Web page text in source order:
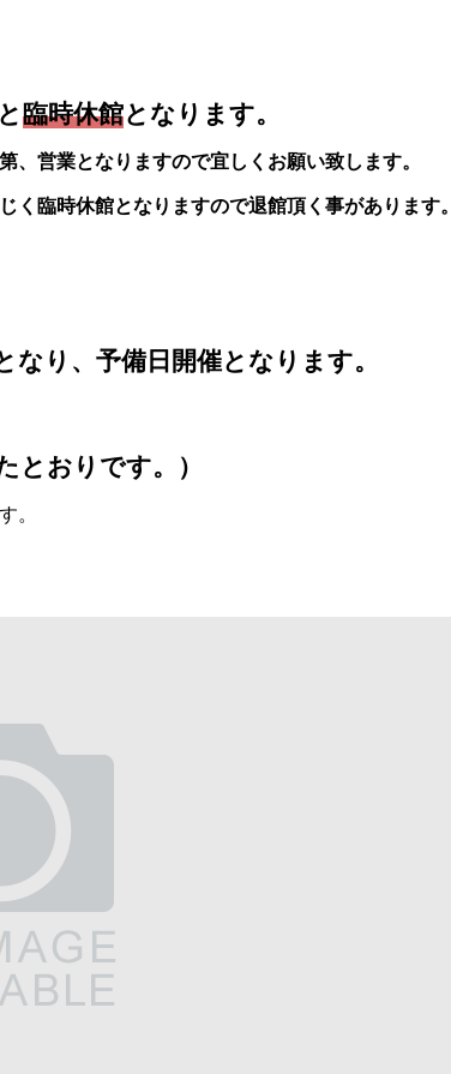
臨時休館となります。
、営業となりますので宜しくお願い致します。
臨時休館となりますので退館頂く事があります。
り、予備日開催となります。
とおりです。）
。